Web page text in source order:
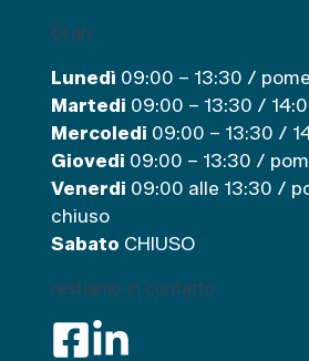
Orari
Lunedì 09:00 – 13:30 /
Martedi 09:00 – 13:30 /
Mercoledi 09:00 – 13:30 /
Giovedi 09:00 – 13:30 /
Venerdi 09:00 alle 13:30 /
chiuso
Sabato CHIUSO
restiamo in contatto